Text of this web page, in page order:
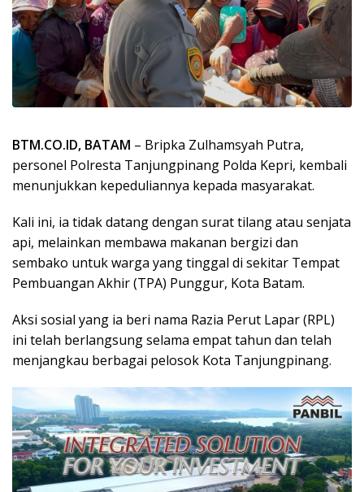
BTM.CO.ID, BATAM – Bripka Zulhamsyah Putra,
personel Polresta Tanjungpinang Polda Kepri, kembali
menunjukkan kepeduliannya kepada masyarakat.
Kali ini, ia tidak datang dengan surat tilang atau senjata
api, melainkan membawa makanan bergizi dan
sembako untuk warga yang tinggal di sekitar Tempat
Pembuangan Akhir (TPA) Punggur, Kota Batam.
Aksi sosial yang ia beri nama Razia Perut Lapar (RPL)
ini telah berlangsung selama empat tahun dan telah
menjangkau berbagai pelosok Kota Tanjungpinang.